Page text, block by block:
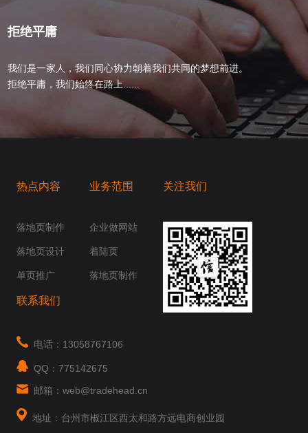
拒绝平庸
我们是一家人，我们同心协力朝着我们共同的梦想前进。
拒绝平庸，我们始终在路上......
热点内容
落地页制作
落地页设计
单页推广
业务范围
企业做网站
着陆页
落地页制作
关注我们
联系我们
电话：13058767106
QQ：775142675
邮箱：web@tradehead.cn
地址：台州市椒江区西太和路方远电商创业园